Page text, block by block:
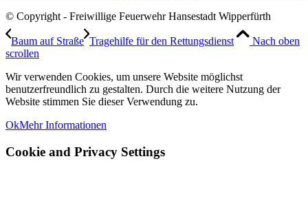
© Copyright - Freiwillige Feuerwehr Hansestadt Wipperfürth
Baum auf Straße Tragehilfe für den Rettungsdienst
Nach oben
scrollen
Wir verwenden Cookies, um unsere Website möglichst
benutzerfreundlich zu gestalten. Durch die weitere Nutzung der
Website stimmen Sie dieser Verwendung zu.
OkMehr Informationen
Cookie and Privacy Settings